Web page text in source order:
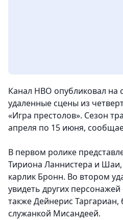
Канал HBO опубликовал на
удаленные сцены из
«Игра престолов». Сезон
апреля по 15 июня,
В первом ролике
Тириона Ланнистера и Шаи,
карлик Бронн. Во втором
увидеть других
также Дейнерис
служанкой Мисандеей.